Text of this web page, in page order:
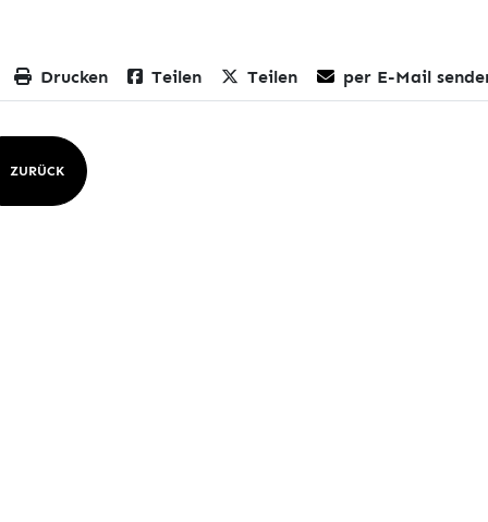
Drucken Teilen Teilen per E-Mail
ZURÜCK